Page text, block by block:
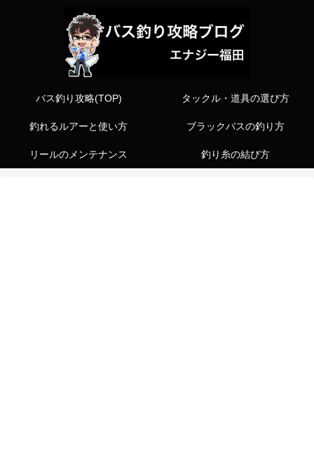
バス釣り攻略(TOP) タックル・道具の選び方
釣れるルアーと使い方 ブラックバスの釣り方
リールのメンテナンス 釣り糸の結び方